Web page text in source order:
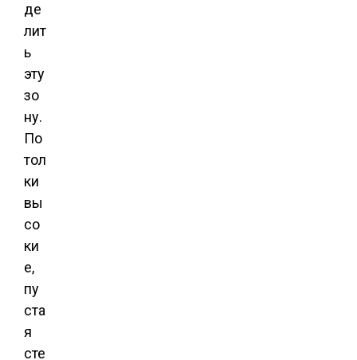
де
лит
ь
эту
зо
ну.
По
тол
ки
вы
со
ки
е,
пу
ста
я
сте